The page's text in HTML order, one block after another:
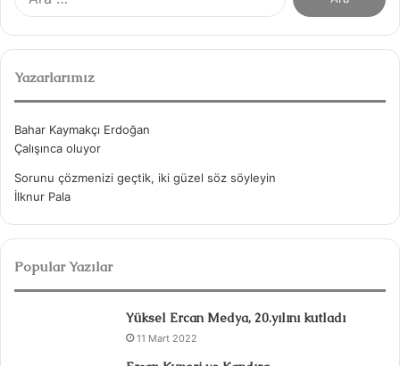
Yazarlarımız
Bahar Kaymakçı Erdoğan
Çalışınca oluyor
Sorunu çözmenizi geçtik, iki güzel söz söyleyin
İlknur Pala
Popular Yazılar
Yüksel Ercan Medya, 20.yılını kutladı
11 Mart 2022